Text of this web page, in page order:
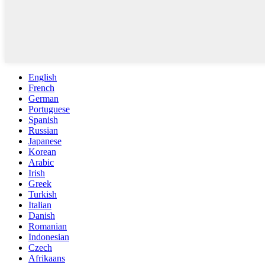
English
French
German
Portuguese
Spanish
Russian
Japanese
Korean
Arabic
Irish
Greek
Turkish
Italian
Danish
Romanian
Indonesian
Czech
Afrikaans